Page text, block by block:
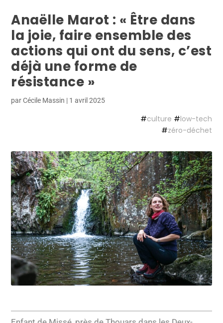
Anaëlle Marot : « Être dans
la joie, faire ensemble des
actions qui ont du sens, c’est
déjà une forme de
résistance »
parCécile Massin | 1 avril 2025
#culture #low-tech
#zéro-déchet